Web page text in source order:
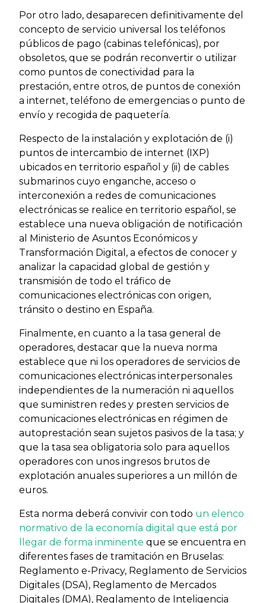
Por otro lado, desaparecen definitivamente del
concepto de servicio universal los teléfonos
públicos de pago (cabinas telefónicas), por
obsoletos, que se podrán reconvertir o utilizar
como puntos de conectividad para la
prestación, entre otros, de puntos de conexión
a internet, teléfono de emergencias o punto de
envío y recogida de paquetería.
Respecto de la instalación y explotación de (i)
puntos de intercambio de internet (IXP)
ubicados en territorio español y (ii) de cables
submarinos cuyo enganche, acceso o
interconexión a redes de comunicaciones
electrónicas se realice en territorio español, se
establece una nueva obligación de notificación
al Ministerio de Asuntos Económicos y
Transformación Digital, a efectos de conocer y
analizar la capacidad global de gestión y
transmisión de todo el tráfico de
comunicaciones electrónicas con origen,
tránsito o destino en España.
Finalmente, en cuanto a la tasa general de
operadores, destacar que la nueva norma
establece que ni los operadores de servicios de
comunicaciones electrónicas interpersonales
independientes de la numeración ni aquellos
que suministren redes y presten servicios de
comunicaciones electrónicas en régimen de
autoprestación sean sujetos pasivos de la tasa; y
que la tasa sea obligatoria solo para aquellos
operadores con unos ingresos brutos de
explotación anuales superiores a un millón de
euros.
Esta norma deberá convivir con todo un elenco
normativo de la economía digital que está por
llegar de forma inminente que se encuentra en
diferentes fases de tramitación en Bruselas:
Reglamento e-Privacy, Reglamento de Servicios
Digitales (DSA), Reglamento de Mercados
Digitales (DMA), Reglamento de Inteligencia